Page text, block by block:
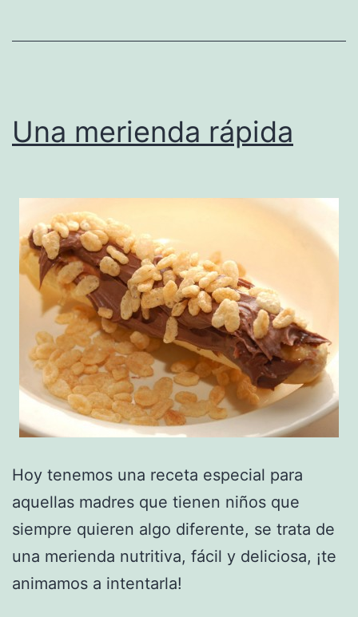
Una merienda rápida
Hoy tenemos una receta especial para
aquellas madres que tienen niños que
siempre quieren algo diferente, se trata de
una merienda nutritiva, fácil y deliciosa, ¡te
animamos a intentarla!